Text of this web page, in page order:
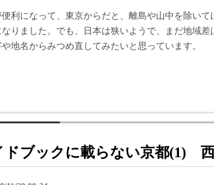
利になって、東京からだと、離島や山中を除いて
なりました。でも、日本は狭いようで、まだ地域
や地名からみつめ直してみたいと思っています。
ドブックに載らない京都(1)